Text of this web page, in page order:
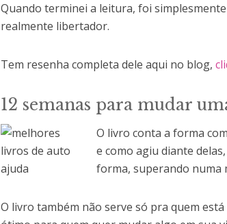
Quando terminei a leitura, foi
realmente libertador.
Tem resenha completa dele aqui no blog,
12 semanas para mudar
O livro conta a forma
e como agiu diante
forma, superando numa
O livro também não serve só pra quem